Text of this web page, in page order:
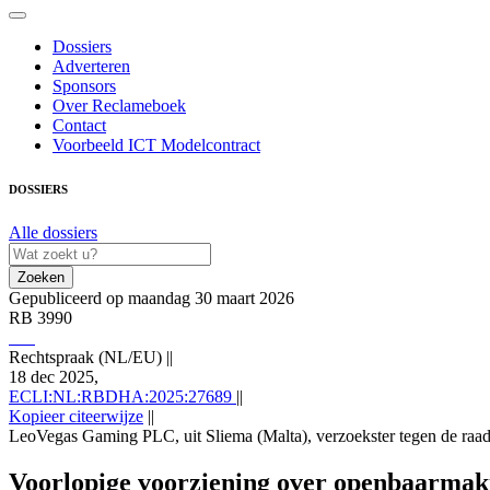
Dossiers
Adverteren
Sponsors
Over Reclameboek
Contact
Voorbeeld ICT Modelcontract
DOSSIERS
Alle dossiers
Zoeken
Gepubliceerd op maandag 30 maart 2026
RB 3990
Rechtspraak (NL/EU) ||
18 dec 2025,
ECLI:NL:RBDHA:2025:27689 ||
Kopieer citeerwijze ||
LeoVegas Gaming PLC, uit Sliema (Malta), verzoekster tegen de
https://redactie-delex.cshark.nl/artikelen/voorlopige-voorziening-
Voorlopige voorziening over